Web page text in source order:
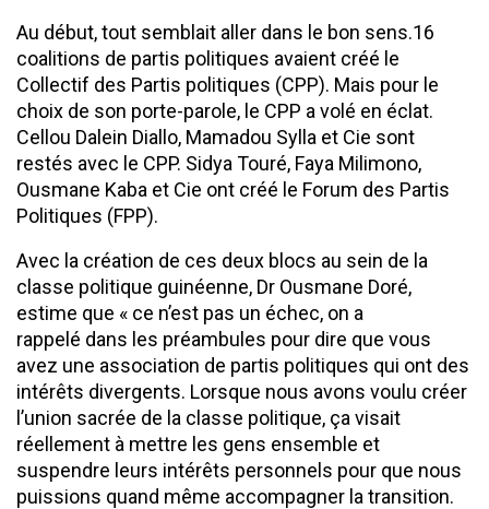
Au début, tout semblait aller dans le bon sens.16
coalitions de partis politiques avaient créé le
Collectif des Partis politiques (CPP). Mais pour le
choix de son porte-parole, le CPP a volé en éclat.
Cellou Dalein Diallo, Mamadou Sylla et Cie sont
restés avec le CPP. Sidya Touré, Faya Milimono,
Ousmane Kaba et Cie ont créé le Forum des Partis
Politiques (FPP).
Avec la création de ces deux blocs au sein de la
classe politique guinéenne, Dr Ousmane Doré,
estime que « ce n’est pas un échec, on a
rappelé dans les préambules pour dire que vous
avez une association de partis politiques qui ont des
intérêts divergents. Lorsque nous avons voulu créer
l’union sacrée de la classe politique, ça visait
réellement à mettre les gens ensemble et
suspendre leurs intérêts personnels pour que nous
puissions quand même accompagner la transition.